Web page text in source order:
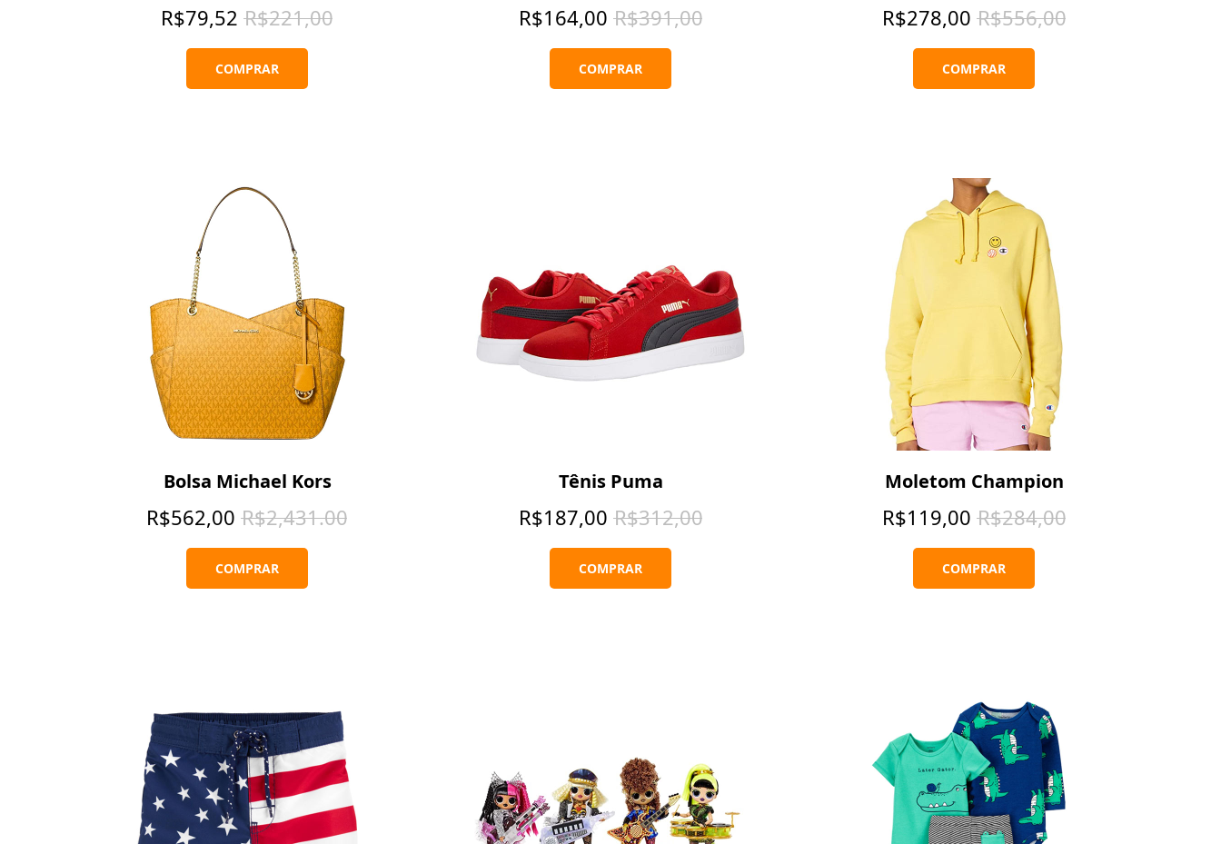
R$79,52 R$221,00
COMPRAR
R$164,00 R$391,00
COMPRAR
R$278,00 R$556,00
COMPRAR
Bolsa Michael Kors
R$562,00 R$2,431.00
COMPRAR
Tênis Puma
R$187,00 R$312,00
COMPRAR
Moletom Champion
R$119,00 R$284,00
COMPRAR